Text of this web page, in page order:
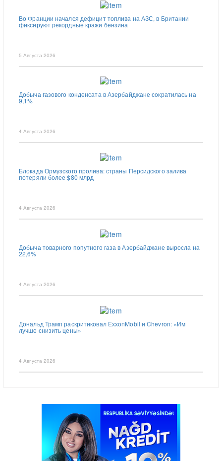
Во Франции начался дефицит топлива на АЗС, в Британии
фиксируют рекордные кражи бензина
5 Августа 2026
Добыча газового конденсата в Азербайджане сократилась на
9,1%
4 Августа 2026
Блокада Ормузского пролива: страны Персидского залива
потеряли более $80 млрд
4 Августа 2026
Добыча товарного попутного газа в Азербайджане выросла на
22,6%
4 Августа 2026
Дональд Трамп раскритиковал ExxonMobil и Chevron: «Им
лучше снизить цены»
4 Августа 2026